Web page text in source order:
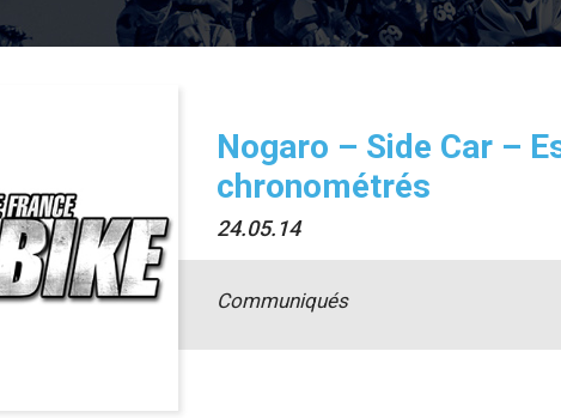
Nogaro – Side Car –
chronométrés
24.05.14
Communiqués